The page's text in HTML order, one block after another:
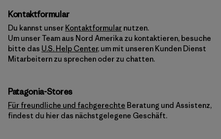
Kontaktformular
Du kannst unser Kontaktformular nutzen.
Um unser Team aus Nord Amerika zu kontaktieren, besuche
bitte das U.S. Help Center, um mit unseren Kunden Dienst
Mitarbeitern zu sprechen oder zu chatten.
Patagonia-Stores
Für freundliche und fachgerechte Beratung und Assistenz,
findest du hier das nächstgelegene Geschäft.